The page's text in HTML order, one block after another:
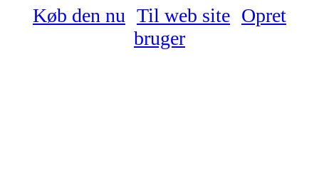
Køb den nu Til web site Opret
bruger